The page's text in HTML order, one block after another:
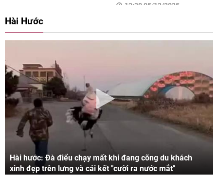
12:30 05/12/2025
Hài Hước
Hài hước: Đà điểu chạy mất khi đang cõng du khách
xinh đẹp trên lưng và cái kết "cười ra nước mắt"